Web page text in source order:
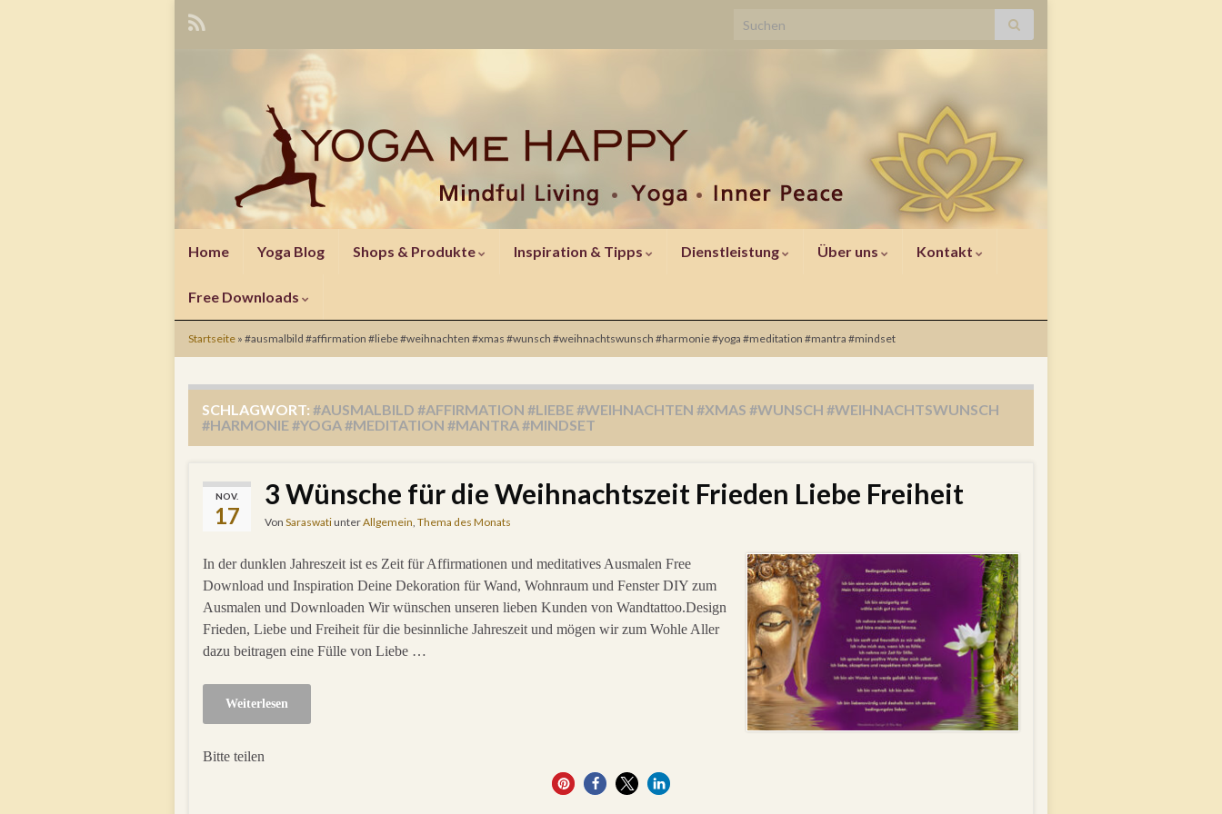
Search for:
Home Yoga Blog Shops & Produkte Inspiration & Tipps Dienstleistung Über uns Kontakt
Free Downloads
Startseite » #ausmalbild #affirmation #liebe #weihnachten #xmas #wunsch #weihnachtswunsch #harmonie #yoga #meditation #mantra #mindset
SCHLAGWORT: #AUSMALBILD #AFFIRMATION #LIEBE #WEIHNACHTEN #XMAS #WUNSCH #WEIHNACHTSWUNSCH
#HARMONIE #YOGA #MEDITATION #MANTRA #MINDSET
NOV.
17
3 Wünsche für die Weihnachtszeit Frieden Liebe Freiheit
Von SaraswatiunterAllgemein, Thema des Monats
In der dunklen Jahreszeit ist es Zeit für Affirmationen und meditatives Ausmalen Free
Download und Inspiration Deine Dekoration für Wand, Wohnraum und Fenster DIY zum
Ausmalen und Downloaden Wir wünschen unseren lieben Kunden von Wandtattoo.Design
Frieden, Liebe und Freiheit für die besinnliche Jahreszeit und mögen wir zum Wohle Aller
dazu beitragen eine Fülle von Liebe …
Weiterlesen
Bitte teilen
200